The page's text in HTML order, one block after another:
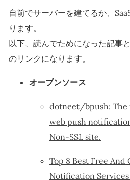
自前でサーバーを建てるか、
ります。
以下、読んでためになった記
のリンクになります。
オープンソース
dotneet/bpush: The
web push
Non-SSL site.
Top 8 Best Free And
Notification Services